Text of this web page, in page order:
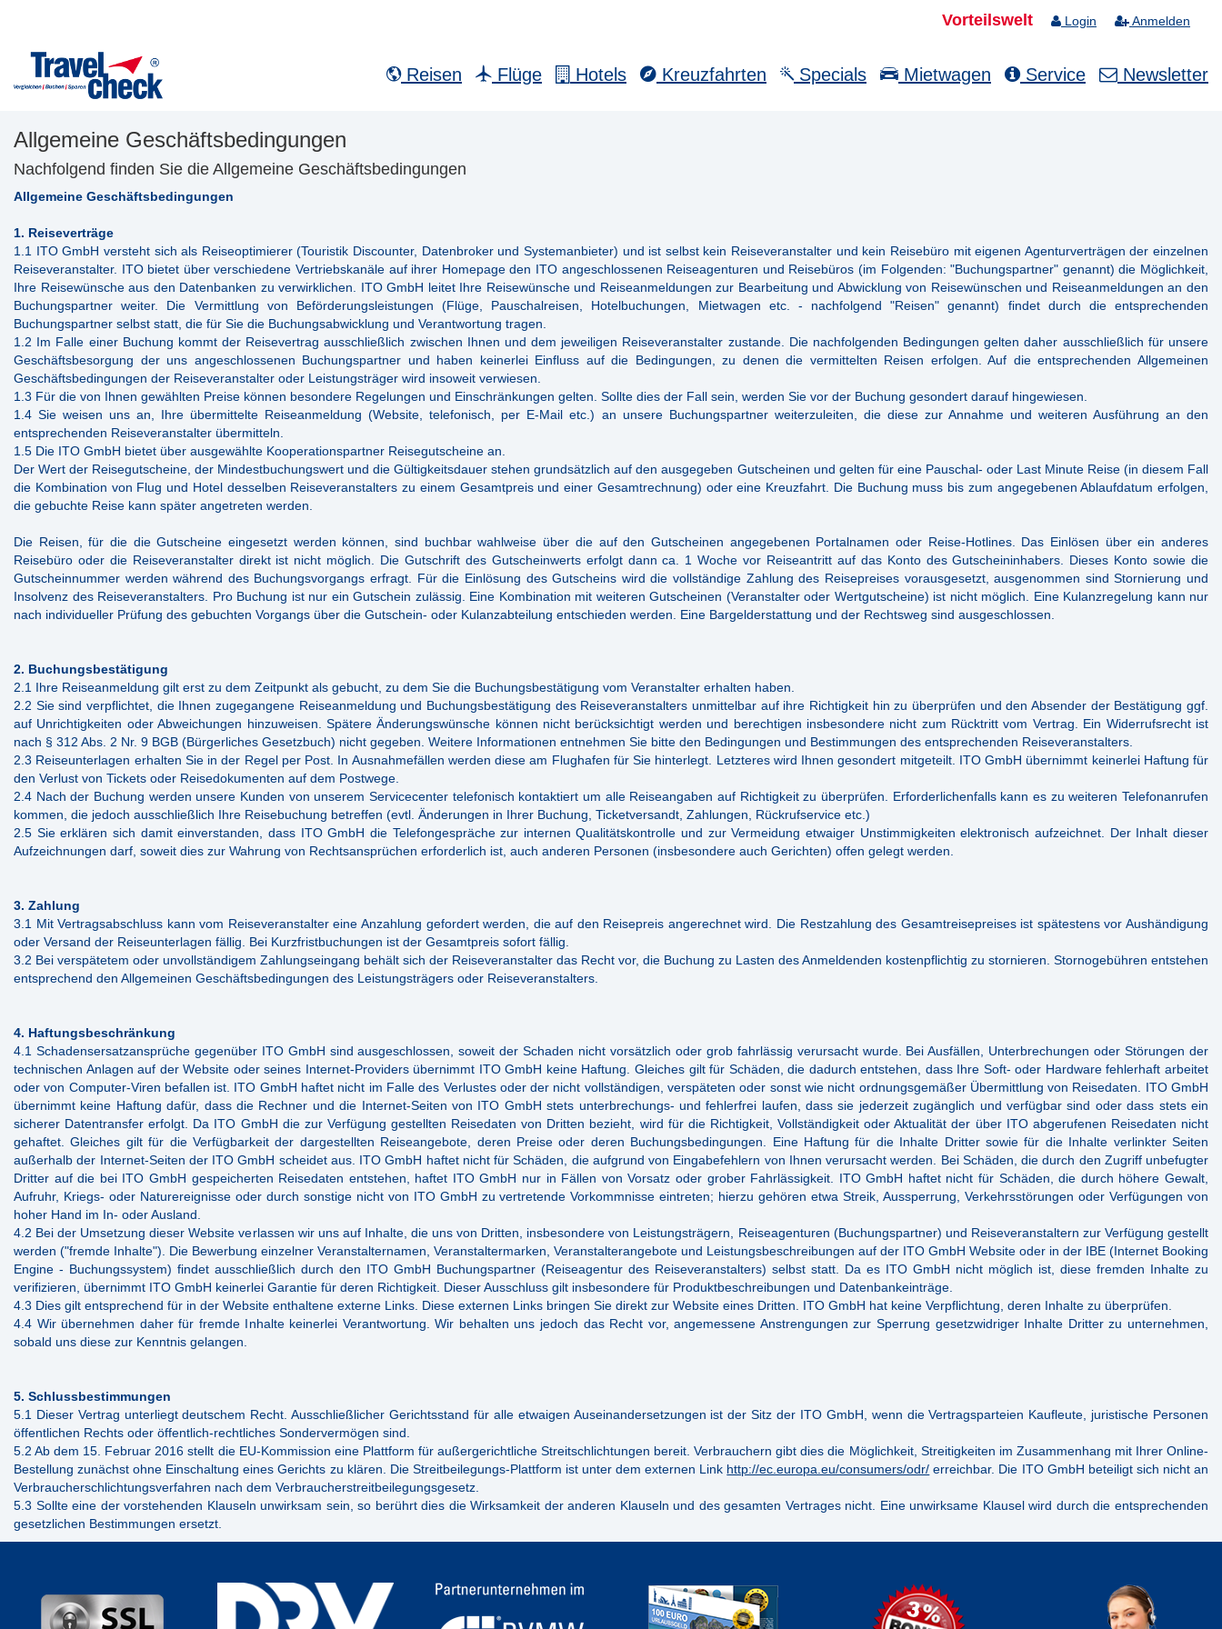
Vorteilswelt Login Anmelden
Reisen Flüge Hotels Kreuzfahrten Specials Mietwagen Service Newsletter
Allgemeine Geschäftsbedingungen
Nachfolgend finden Sie die Allgemeine Geschäftsbedingungen
Allgemeine Geschäftsbedingungen
1. Reiseverträge
1.1 ITO GmbH versteht sich als Reiseoptimierer (Touristik Discounter, Datenbroker und Systemanbieter) und ist selbst kein Reiseveranstalter und kein Reisebüro mit eigenen Agenturverträgen der einzelnen
Reiseveranstalter. ITO bietet über verschiedene Vertriebskanäle auf ihrer Homepage den ITO angeschlossenen Reiseagenturen und Reisebüros (im Folgenden: "Buchungspartner" genannt) die Möglichkeit,
Ihre Reisewünsche aus den Datenbanken zu verwirklichen. ITO GmbH leitet Ihre Reisewünsche und Reiseanmeldungen zur Bearbeitung und Abwicklung von Reisewünschen und Reiseanmeldungen an den
Buchungspartner weiter. Die Vermittlung von Beförderungsleistungen (Flüge, Pauschalreisen, Hotelbuchungen, Mietwagen etc. - nachfolgend "Reisen" genannt) findet durch die entsprechenden
Buchungspartner selbst statt, die für Sie die Buchungsabwicklung und Verantwortung tragen.
1.2 Im Falle einer Buchung kommt der Reisevertrag ausschließlich zwischen Ihnen und dem jeweiligen Reiseveranstalter zustande. Die nachfolgenden Bedingungen gelten daher ausschließlich für unsere
Geschäftsbesorgung der uns angeschlossenen Buchungspartner und haben keinerlei Einfluss auf die Bedingungen, zu denen die vermittelten Reisen erfolgen. Auf die entsprechenden Allgemeinen
Geschäftsbedingungen der Reiseveranstalter oder Leistungsträger wird insoweit verwiesen.
1.3 Für die von Ihnen gewählten Preise können besondere Regelungen und Einschränkungen gelten. Sollte dies der Fall sein, werden Sie vor der Buchung gesondert darauf hingewiesen.
1.4 Sie weisen uns an, Ihre übermittelte Reiseanmeldung (Website, telefonisch, per E-Mail etc.) an unsere Buchungspartner weiterzuleiten, die diese zur Annahme und weiteren Ausführung an den
entsprechenden Reiseveranstalter übermitteln.
1.5 Die ITO GmbH bietet über ausgewählte Kooperationspartner Reisegutscheine an.
Der Wert der Reisegutscheine, der Mindestbuchungswert und die Gültigkeitsdauer stehen grundsätzlich auf den ausgegeben Gutscheinen und gelten für eine Pauschal- oder Last Minute Reise (in diesem Fall
die Kombination von Flug und Hotel desselben Reiseveranstalters zu einem Gesamtpreis und einer Gesamtrechnung) oder eine Kreuzfahrt. Die Buchung muss bis zum angegebenen Ablaufdatum erfolgen,
die gebuchte Reise kann später angetreten werden.
Die Reisen, für die die Gutscheine eingesetzt werden können, sind buchbar wahlweise über die auf den Gutscheinen angegebenen Portalnamen oder Reise-Hotlines. Das Einlösen über ein anderes
Reisebüro oder die Reiseveranstalter direkt ist nicht möglich. Die Gutschrift des Gutscheinwerts erfolgt dann ca. 1 Woche vor Reiseantritt auf das Konto des Gutscheininhabers. Dieses Konto sowie die
Gutscheinnummer werden während des Buchungsvorgangs erfragt. Für die Einlösung des Gutscheins wird die vollständige Zahlung des Reisepreises vorausgesetzt, ausgenommen sind Stornierung und
Insolvenz des Reiseveranstalters. Pro Buchung ist nur ein Gutschein zulässig. Eine Kombination mit weiteren Gutscheinen (Veranstalter oder Wertgutscheine) ist nicht möglich. Eine Kulanzregelung kann nur
nach individueller Prüfung des gebuchten Vorgangs über die Gutschein- oder Kulanzabteilung entschieden werden. Eine Bargelderstattung und der Rechtsweg sind ausgeschlossen.
2. Buchungsbestätigung
2.1 Ihre Reiseanmeldung gilt erst zu dem Zeitpunkt als gebucht, zu dem Sie die Buchungsbestätigung vom Veranstalter erhalten haben.
2.2 Sie sind verpflichtet, die Ihnen zugegangene Reiseanmeldung und Buchungsbestätigung des Reiseveranstalters unmittelbar auf ihre Richtigkeit hin zu überprüfen und den Absender der Bestätigung ggf.
auf Unrichtigkeiten oder Abweichungen hinzuweisen. Spätere Änderungswünsche können nicht berücksichtigt werden und berechtigen insbesondere nicht zum Rücktritt vom Vertrag. Ein Widerrufsrecht ist
nach § 312 Abs. 2 Nr. 9 BGB (Bürgerliches Gesetzbuch) nicht gegeben. Weitere Informationen entnehmen Sie bitte den Bedingungen und Bestimmungen des entsprechenden Reiseveranstalters.
2.3 Reiseunterlagen erhalten Sie in der Regel per Post. In Ausnahmefällen werden diese am Flughafen für Sie hinterlegt. Letzteres wird Ihnen gesondert mitgeteilt. ITO GmbH übernimmt keinerlei Haftung für
den Verlust von Tickets oder Reisedokumenten auf dem Postwege.
2.4 Nach der Buchung werden unsere Kunden von unserem Servicecenter telefonisch kontaktiert um alle Reiseangaben auf Richtigkeit zu überprüfen. Erforderlichenfalls kann es zu weiteren Telefonanrufen
kommen, die jedoch ausschließlich Ihre Reisebuchung betreffen (evtl. Änderungen in Ihrer Buchung, Ticketversandt, Zahlungen, Rückrufservice etc.)
2.5 Sie erklären sich damit einverstanden, dass ITO GmbH die Telefongespräche zur internen Qualitätskontrolle und zur Vermeidung etwaiger Unstimmigkeiten elektronisch aufzeichnet. Der Inhalt dieser
Aufzeichnungen darf, soweit dies zur Wahrung von Rechtsansprüchen erforderlich ist, auch anderen Personen (insbesondere auch Gerichten) offen gelegt werden.
3. Zahlung
3.1 Mit Vertragsabschluss kann vom Reiseveranstalter eine Anzahlung gefordert werden, die auf den Reisepreis angerechnet wird. Die Restzahlung des Gesamtreisepreises ist spätestens vor Aushändigung
oder Versand der Reiseunterlagen fällig. Bei Kurzfristbuchungen ist der Gesamtpreis sofort fällig.
3.2 Bei verspätetem oder unvollständigem Zahlungseingang behält sich der Reiseveranstalter das Recht vor, die Buchung zu Lasten des Anmeldenden kostenpflichtig zu stornieren. Stornogebühren entstehen
entsprechend den Allgemeinen Geschäftsbedingungen des Leistungsträgers oder Reiseveranstalters.
4. Haftungsbeschränkung
4.1 Schadensersatzansprüche gegenüber ITO GmbH sind ausgeschlossen, soweit der Schaden nicht vorsätzlich oder grob fahrlässig verursacht wurde. Bei Ausfällen, Unterbrechungen oder Störungen der
technischen Anlagen auf der Website oder seines Internet-Providers übernimmt ITO GmbH keine Haftung. Gleiches gilt für Schäden, die dadurch entstehen, dass Ihre Soft- oder Hardware fehlerhaft arbeitet
oder von Computer-Viren befallen ist. ITO GmbH haftet nicht im Falle des Verlustes oder der nicht vollständigen, verspäteten oder sonst wie nicht ordnungsgemäßer Übermittlung von Reisedaten. ITO GmbH
übernimmt keine Haftung dafür, dass die Rechner und die Internet-Seiten von ITO GmbH stets unterbrechungs- und fehlerfrei laufen, dass sie jederzeit zugänglich und verfügbar sind oder dass stets ein
sicherer Datentransfer erfolgt. Da ITO GmbH die zur Verfügung gestellten Reisedaten von Dritten bezieht, wird für die Richtigkeit, Vollständigkeit oder Aktualität der über ITO abgerufenen Reisedaten nicht
gehaftet. Gleiches gilt für die Verfügbarkeit der dargestellten Reiseangebote, deren Preise oder deren Buchungsbedingungen. Eine Haftung für die Inhalte Dritter sowie für die Inhalte verlinkter Seiten
außerhalb der Internet-Seiten der ITO GmbH scheidet aus. ITO GmbH haftet nicht für Schäden, die aufgrund von Eingabefehlern von Ihnen verursacht werden. Bei Schäden, die durch den Zugriff unbefugter
Dritter auf die bei ITO GmbH gespeicherten Reisedaten entstehen, haftet ITO GmbH nur in Fällen von Vorsatz oder grober Fahrlässigkeit. ITO GmbH haftet nicht für Schäden, die durch höhere Gewalt,
Aufruhr, Kriegs- oder Naturereignisse oder durch sonstige nicht von ITO GmbH zu vertretende Vorkommnisse eintreten; hierzu gehören etwa Streik, Aussperrung, Verkehrsstörungen oder Verfügungen von
hoher Hand im In- oder Ausland.
4.2 Bei der Umsetzung dieser Website verlassen wir uns auf Inhalte, die uns von Dritten, insbesondere von Leistungsträgern, Reiseagenturen (Buchungspartner) und Reiseveranstaltern zur Verfügung gestellt
werden ("fremde Inhalte"). Die Bewerbung einzelner Veranstalternamen, Veranstaltermarken, Veranstalterangebote und Leistungsbeschreibungen auf der ITO GmbH Website oder in der IBE (Internet Booking
Engine - Buchungssystem) findet ausschließlich durch den ITO GmbH Buchungspartner (Reiseagentur des Reiseveranstalters) selbst statt. Da es ITO GmbH nicht möglich ist, diese fremden Inhalte zu
verifizieren, übernimmt ITO GmbH keinerlei Garantie für deren Richtigkeit. Dieser Ausschluss gilt insbesondere für Produktbeschreibungen und Datenbankeinträge.
4.3 Dies gilt entsprechend für in der Website enthaltene externe Links. Diese externen Links bringen Sie direkt zur Website eines Dritten. ITO GmbH hat keine Verpflichtung, deren Inhalte zu überprüfen.
4.4 Wir übernehmen daher für fremde Inhalte keinerlei Verantwortung. Wir behalten uns jedoch das Recht vor, angemessene Anstrengungen zur Sperrung gesetzwidriger Inhalte Dritter zu unternehmen,
sobald uns diese zur Kenntnis gelangen.
5. Schlussbestimmungen
5.1 Dieser Vertrag unterliegt deutschem Recht. Ausschließlicher Gerichtsstand für alle etwaigen Auseinandersetzungen ist der Sitz der ITO GmbH, wenn die Vertragsparteien Kaufleute, juristische Personen
öffentlichen Rechts oder öffentlich-rechtliches Sondervermögen sind.
5.2 Ab dem 15. Februar 2016 stellt die EU-Kommission eine Plattform für außergerichtliche Streitschlichtungen bereit. Verbrauchern gibt dies die Möglichkeit, Streitigkeiten im Zusammenhang mit Ihrer Online-
Bestellung zunächst ohne Einschaltung eines Gerichts zu klären. Die Streitbeilegungs-Plattform ist unter dem externen Link http://ec.europa.eu/consumers/odr/ erreichbar. Die ITO GmbH beteiligt sich nicht an
Verbraucherschlichtungsverfahren nach dem Verbraucherstreitbeilegungsgesetz.
5.3 Sollte eine der vorstehenden Klauseln unwirksam sein, so berührt dies die Wirksamkeit der anderen Klauseln und des gesamten Vertrages nicht. Eine unwirksame Klausel wird durch die entsprechenden
gesetzlichen Bestimmungen ersetzt.